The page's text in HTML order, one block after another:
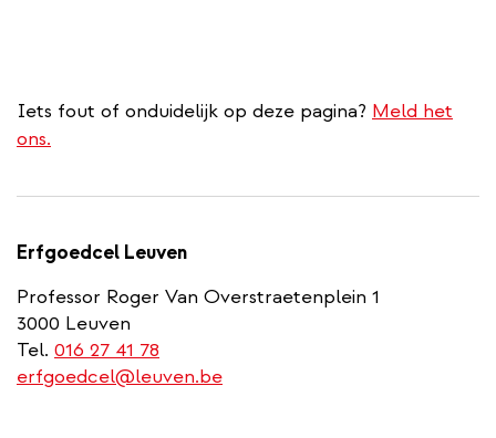
Iets fout of onduidelijk op deze pagina? Meld het
ons.
Erfgoedcel Leuven
Professor Roger Van Overstraetenplein 1
3000 Leuven
Tel. 016 27 41 78
erfgoedcel@leuven.be